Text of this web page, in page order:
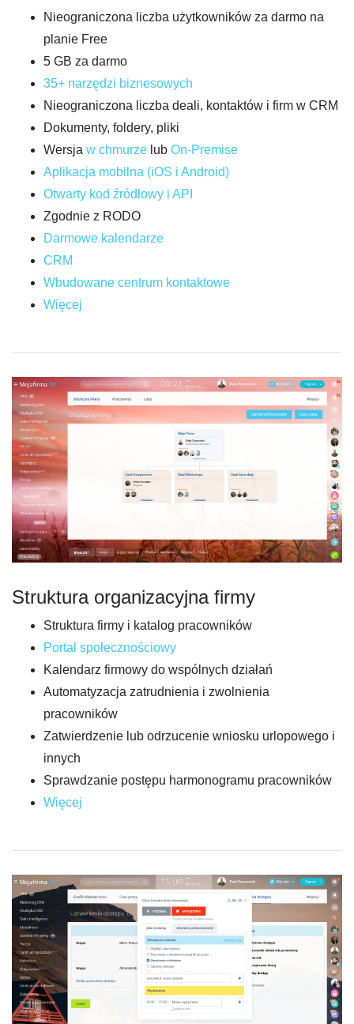
Nieograniczona liczba użytkowników za darmo na
planie Free
5 GB za darmo
35+ narzędzi biznesowych
Nieograniczona liczba deali, kontaktów i firm w CRM
Dokumenty, foldery, pliki
Wersja w chmurze lub On-Premise
Aplikacja mobilna (iOS i Android)
Otwarty kod źródłowy i API
Zgodnie z RODO
Darmowe kalendarze
CRM
Wbudowane centrum kontaktowe
Więcej
Struktura organizacyjna firmy
Struktura firmy i katalog pracowników
Portal społecznościowy
Kalendarz firmowy do wspólnych działań
Automatyzacja zatrudnienia i zwolnienia
pracowników
Zatwierdzenie lub odrzucenie wniosku urlopowego i
innych
Sprawdzanie postępu harmonogramu pracowników
Więcej